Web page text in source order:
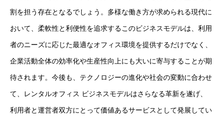
割を担う存在となるでしょう。多様な働き方が求められる現代に
おいて、柔軟性と利便性を追求するこのビジネスモデルは、利用
者のニーズに応じた最適なオフィス環境を提供するだけでなく、
企業活動全体の効率化や生産性向上にも大いに寄与することが期
待されます。今後も、テクノロジーの進化や社会の変動に合わせ
て、レンタルオフィス ビジネスモデルはさらなる革新を遂げ、
利用者と運営者双方にとって価値あるサービスとして発展してい